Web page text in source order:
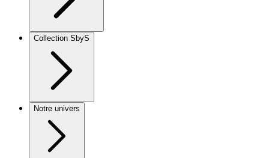
Collection SbyS
Notre univers